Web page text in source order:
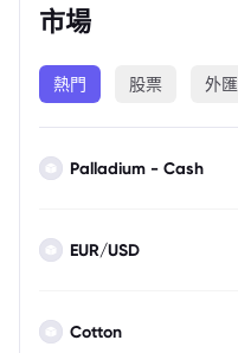
市場
熱門 股票 外匯
Palladium - Cash
EUR/USD
Cotton